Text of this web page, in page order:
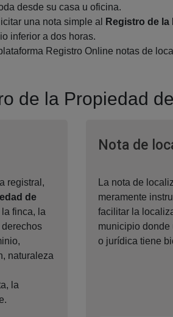
desde su casa u oficina.
una nota simple al
Registro de
inferior a dos horas.
Registro Online notas de
de la Propiedad
registral,
de
finca, la
naturaleza
la
Nota de
La nota de
meramente
facilitar la
municipio donde
o jurídica tiene